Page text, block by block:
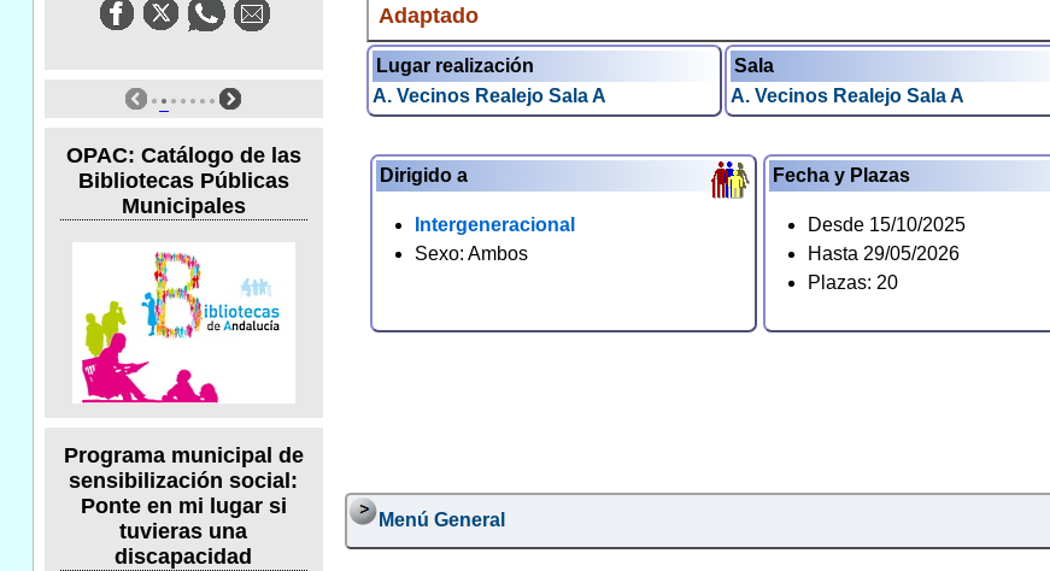
OPAC: Catálogo de las
Bibliotecas Públicas
Municipales
Programa municipal de
sensibilización social:
Ponte en mi lugar si
tuvieras una
discapacidad
Adaptado
Lugar realización
A. Vecinos Realejo Sala A
Sala
A. Vecinos Realejo Sala A
Dirigido a
Intergeneracional
Sexo: Ambos
Fecha y Plazas
Desde 15/10/2025
Hasta 29/05/2026
Plazas: 20
Menú General